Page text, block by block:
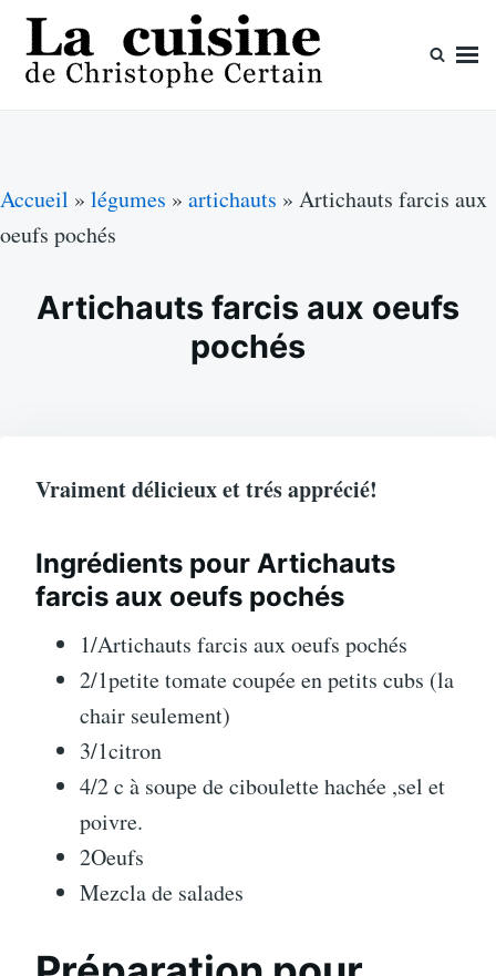
Skip
content
Search
for:
Accueil » légumes » artichauts » Artichauts farcis aux
oeufs pochés
Artichauts farcis aux oeufs
pochés
Vraiment délicieux et trés apprécié!
Ingrédients pour Artichauts
farcis aux oeufs pochés
1/Artichauts farcis aux oeufs pochés
2/1petite tomate coupée en petits cubs (la
chair seulement)
3/1citron
4/2 c à soupe de ciboulette hachée ,sel et
poivre.
2Oeufs
Mezcla de salades